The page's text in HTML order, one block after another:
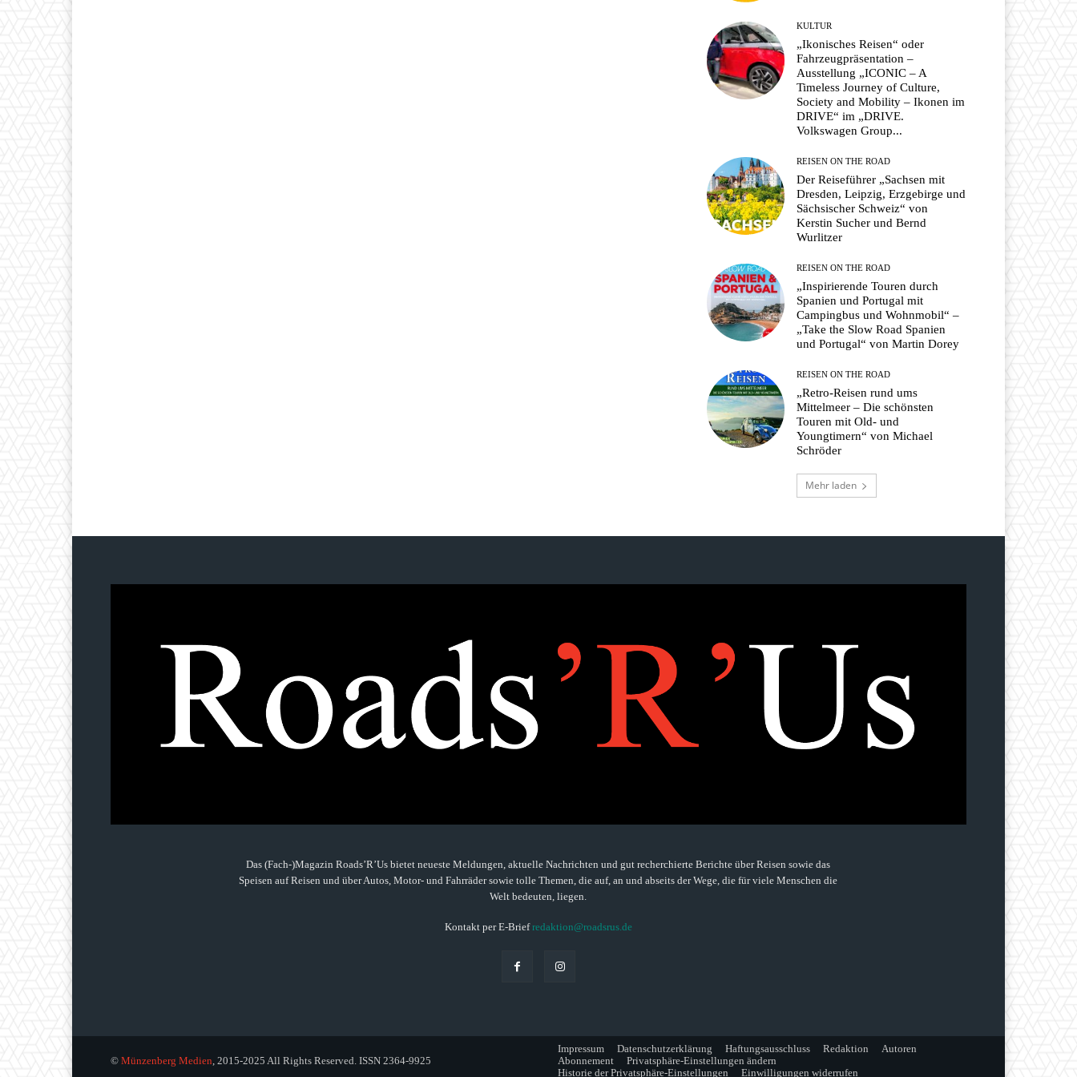
KULTUR
„Ikonisches Reisen“ oder
Fahrzeugpräsentation –
Ausstellung „ICONIC – A
Timeless Journey of Culture,
Society and Mobility – Ikonen im
DRIVE“ im „DRIVE.
Volkswagen Group...
REISEN ON THE ROAD
Der Reiseführer „Sachsen mit
Dresden, Leipzig, Erzgebirge und
Sächsischer Schweiz“ von
Kerstin Sucher und Bernd
Wurlitzer
REISEN ON THE ROAD
„Inspirierende Touren durch
Spanien und Portugal mit
Campingbus und Wohnmobil“ –
„Take the Slow Road Spanien
und Portugal“ von Martin Dorey
REISEN ON THE ROAD
„Retro-Reisen rund ums
Mittelmeer – Die schönsten
Touren mit Old- und
Youngtimern“ von Michael
Schröder
Mehr laden
Das (Fach-)Magazin Roads’R’Us bietet neueste Meldungen, aktuelle Nachrichten und gut recherchierte Berichte über Reisen sowie das
Speisen auf Reisen und über Autos, Motor- und Fahrräder sowie tolle Themen, die auf, an und abseits der Wege, die für viele Menschen die
Welt bedeuten, liegen.
Kontakt per E-Briefredaktion@roadsrus.de
© Münzenberg Medien , 2015-2025 All Rights Reserved. ISSN 2364-9925
Impressum Datenschutzerklärung Haftungsausschluss Redaktion
Autoren
Abonnement
Privatsphäre-Einstellungen ändern
Historie der Privatsphäre-Einstellungen
Einwilligungen widerrufen